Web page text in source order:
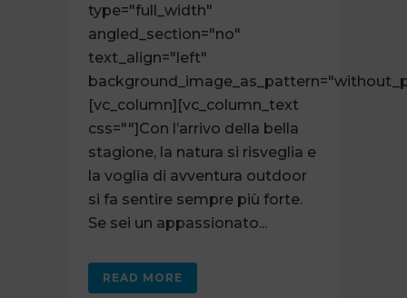
type="full_width"
angled_section="no"
text_align="left"
[vc_column][vc_column_text
css=""]Con l’arrivo della bella
stagione, la natura si risveglia e
la voglia di avventura outdoor
si fa sentire sempre più forte.
Se sei un appassionato...
READ MORE